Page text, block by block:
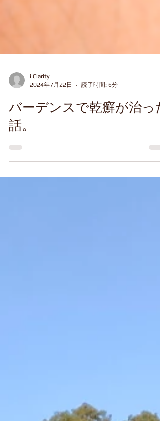
2024年7月22日
読了時間: 6分
バーデンスで乾癬が治っ
話。